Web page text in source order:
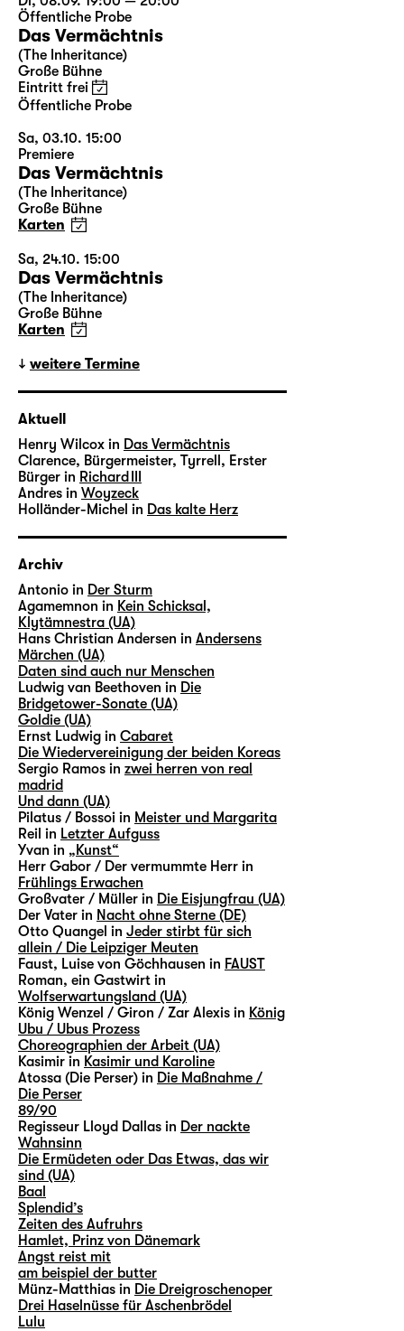
Öffentliche Probe
Das Vermächtnis
(The Inheritance)
Große Bühne
Eintritt frei
Öffentliche Probe
Sa, 03.10. 15:00
Premiere
Das Vermächtnis
(The Inheritance)
Große Bühne
Karten
Sa, 24.10. 15:00
Das Vermächtnis
(The Inheritance)
Große Bühne
Karten
weitere Termine
Aktuell
Henry Wilcox in Das Vermächtnis
Clarence, Bürgermeister, Tyrrell, Erster
Bürger in Richard III
Andres in Woyzeck
Holländer-Michel in Das kalte Herz
Archiv
Antonio in Der Sturm
Agamemnon in Kein Schicksal,
Klytämnestra (UA)
Hans Christian Andersen in Andersens
Märchen (UA)
Daten sind auch nur Menschen
Ludwig van Beethoven in Die
Bridgetower-Sonate (UA)
Goldie (UA)
Ernst Ludwig in Cabaret
Die Wiedervereinigung der beiden Koreas
Sergio Ramos in zwei herren von real
madrid
Und dann (UA)
Pilatus / Bossoi in Meister und Margarita
Reil in Letzter Aufguss
Yvan in „Kunst“
Herr Gabor / Der vermummte Herr in
Frühlings Erwachen
Großvater / Müller in Die Eisjungfrau (UA)
Der Vater in Nacht ohne Sterne (DE)
Otto Quangel in Jeder stirbt für sich
allein / Die Leipziger Meuten
Faust, Luise von Göchhausen in FAUST
Roman, ein Gastwirt in
Wolfserwartungsland (UA)
König Wenzel / Giron / Zar Alexis in König
Ubu / Ubus Prozess
Choreographien der Arbeit (UA)
Kasimir in Kasimir und Karoline
Atossa (Die Perser) in Die Maßnahme /
Die Perser
89/90
Regisseur Lloyd Dallas in Der nackte
Wahnsinn
Die Ermüdeten oder Das Etwas, das wir
sind (UA)
Baal
Splendid’s
Zeiten des Aufruhrs
Hamlet, Prinz von Dänemark
Angst reist mit
am beispiel der butter
Münz-Matthias in Die Dreigroschenoper
Drei Haselnüsse für Aschenbrödel
Lulu